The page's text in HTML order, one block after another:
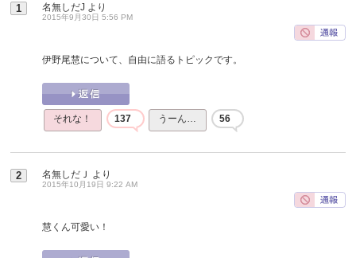
1 名無しだJ より
2015年9月30日 5:56 PM
伊野尾慧について、自由に語るトピックです。
それな！ 137 うーん… 56
2 名無しだＪ より
2015年10月19日 9:22 AM
慧くん可愛い！